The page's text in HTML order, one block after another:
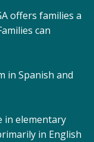
offers families a
can
Spanish and
elementary
in English